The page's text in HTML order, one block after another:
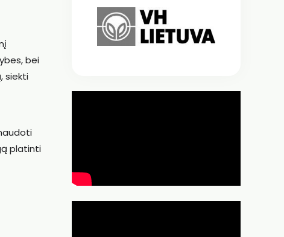
bei
siekti
platinti